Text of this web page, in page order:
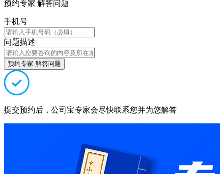
预约专家 解答问题
手机号
问题描述
预约专家 解答问题
提交预约后，公司宝专家会尽快联系您并为您解答